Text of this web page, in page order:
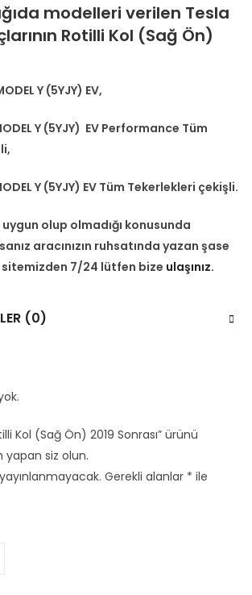
modelleri verilen Tesla
Rotilli Kol (Sağ Ön)
Y (5YJY) EV,
Y (5YJY) EV Performance Tüm
Y (5YJY) EV Tüm Tekerlekleri çekişli.
uygun olup olmadığı konusunda
aracınızın ruhsatında yazan şase
sitemizden 7/24 lütfen bize ulaşınız.
(0)
Kol (Sağ Ön) 2019 Sonrası” ürünü
yapan siz olun.
Gerekli alanlar * ile